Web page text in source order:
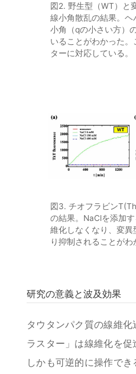
図2. 野生型（WT）と
線小角散乱の結果。ヘ
小角（qの小さい方）
いることがわかった。
ターに対応している。
図3. チオフラビン
の結果。NaClを添加
維化しなくなり、変異
り抑制されることがわ
研究の意義と波及効果
タウタンパク質の線維
ラスター」は線維化を促
しかも可逆的に操作で